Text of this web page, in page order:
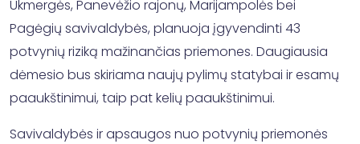
Ukmergės, Panevėžio rajonų, Marijampolės bei
Pagėgių savivaldybės, planuoja įgyvendinti 43
potvynių riziką mažinančias priemones. Daugiausia
dėmesio bus skiriama naujų pylimų statybai ir esamų
paaukštinimui, taip pat kelių paaukštinimui.
Savivaldybės ir apsaugos nuo potvynių priemonės